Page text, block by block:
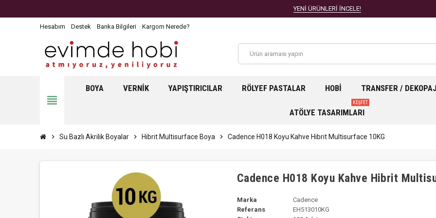
YENİ ÜRÜNLERİ İNCELE!
Hesabım Destek Banka Bilgileri Kargom Nerede?
view_headline
BOYA VERNIK YAPIŞTIRICILAR RÖLYEF PASTALAR HOBI TRANSFER / DEKOPAJ
ATÖLYE TASARIMLARI
KEŞFET
chevron_right Su Bazlı Akrilik Boyalar chevron_right Hibrit Multisurface Boya chevron_right Cadence H018 Koyu Kahve Hibrit Multisurface 10KG
Cadence H018 Koyu Kahve Hibrit
Marka
Cadence
Referans
EH513010KG